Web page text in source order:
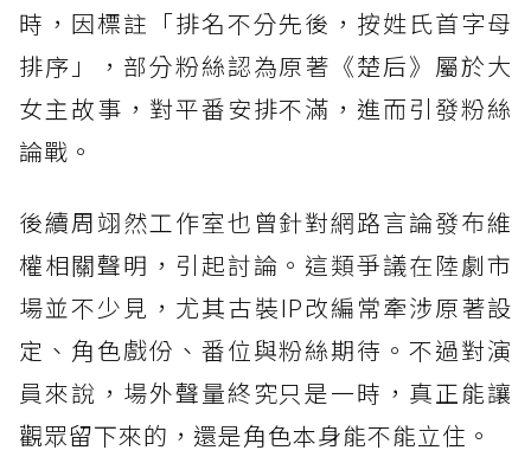
時，因標註「排名不分先後，按姓氏首字母
排序」，部分粉絲認為原著《楚后》屬於大
女主故事，對平番安排不滿，進而引發粉絲
論戰。
後續周翊然工作室也曾針對網路言論發布維
權相關聲明，引起討論。這類爭議在陸劇市
場並不少見，尤其古裝IP改編常牽涉原著設
定、角色戲份、番位與粉絲期待。不過對演
員來說，場外聲量終究只是一時，真正能讓
觀眾留下來的，還是角色本身能不能立住。